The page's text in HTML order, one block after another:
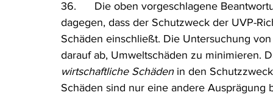
36.      Die oben vorgeschlagene
dagegen, dass der Schutzweck der UVP-
Schäden einschließt. Die Untersuchung
darauf ab, Umweltschäden zu minimieren.
wirtschaftliche Schäden in den
Schäden sind nur eine andere